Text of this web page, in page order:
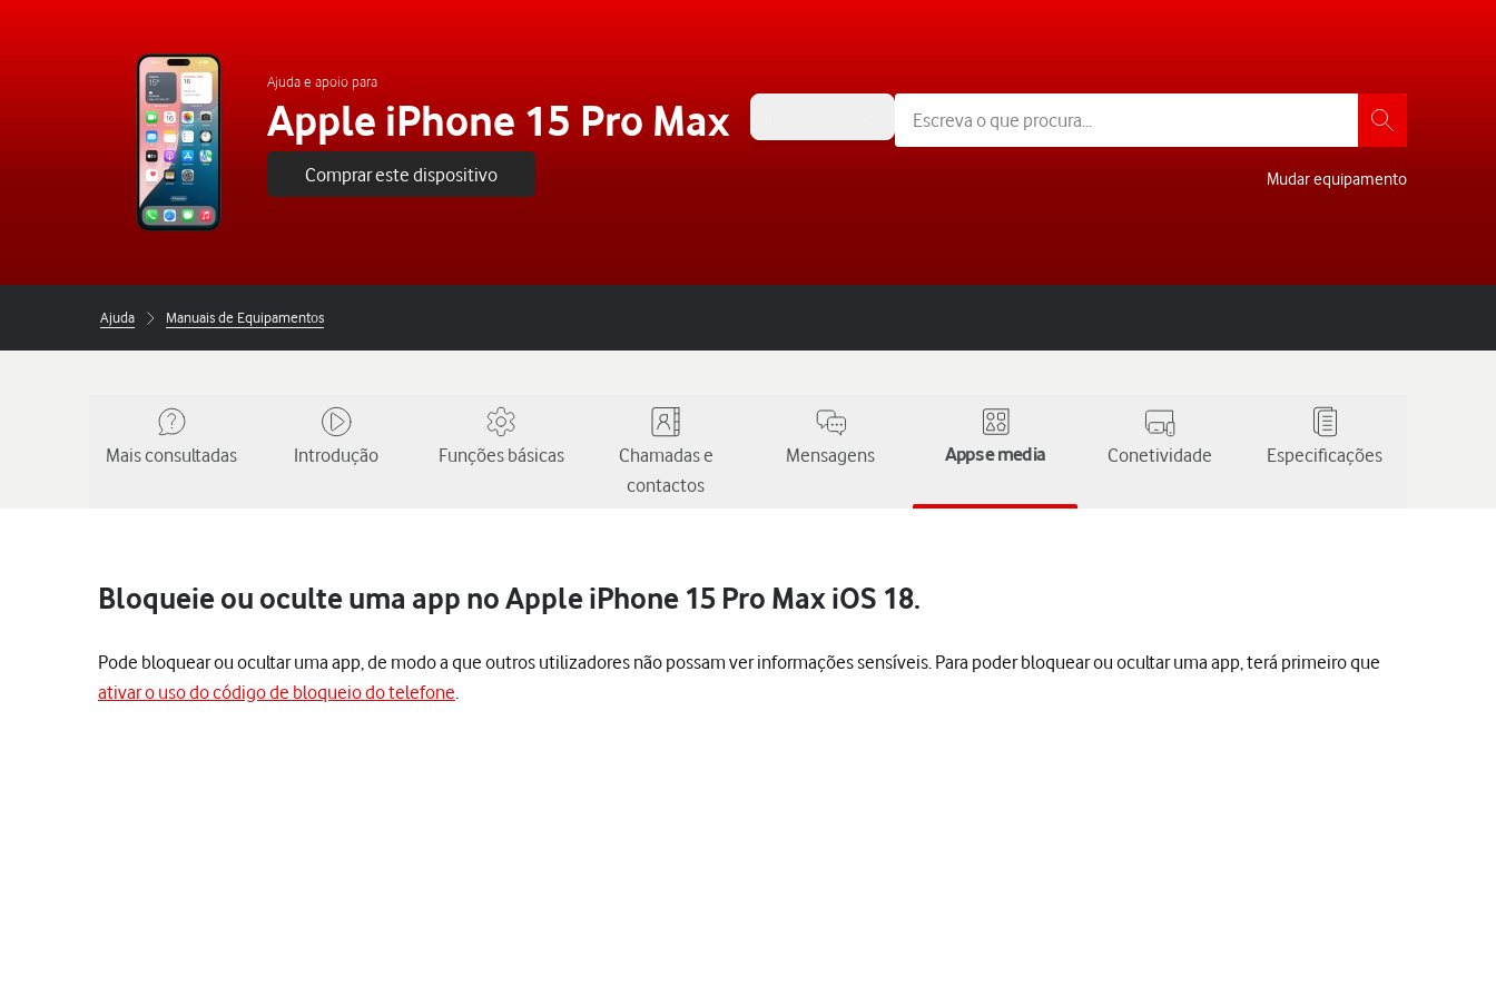
Ajuda e apoio para
Apple iPhone 15 Pro Max
Comprar este dispositivo Mudar equipamento
Ajuda Manuais de Equipamentos
Mais consultadas Introdução Funções básicas
Chamadas e
contactos
Mensagens Apps e media Conetividade Especificações
Bloqueie ou oculte uma app no Apple iPhone 15 Pro Max iOS 18.
Pode bloquear ou ocultar uma app, de modo a que outros utilizadores não possam ver informações sensíveis. Para poder bloquear ou ocultar uma app, terá primeiro que
ativar o uso do código de bloqueio do telefone